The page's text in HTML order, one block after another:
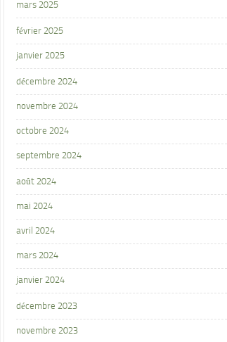
mars 2025
février 2025
janvier 2025
décembre 2024
novembre 2024
octobre 2024
septembre 2024
août 2024
mai 2024
avril 2024
mars 2024
janvier 2024
décembre 2023
novembre 2023